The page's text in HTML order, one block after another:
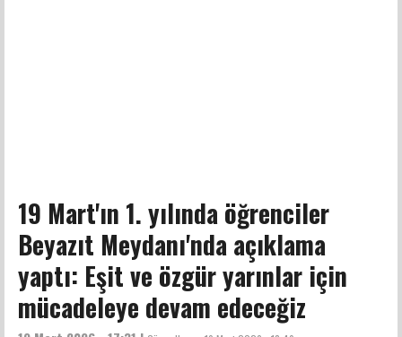
19 Mart'ın 1. yılında öğrenciler
Beyazıt Meydanı'nda açıklama
yaptı: Eşit ve özgür yarınlar için
mücadeleye devam edeceğiz